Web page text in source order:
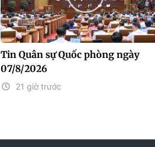
Tin Quân sự Quốc phòng ngày
07/8/2026
21 giờ trước